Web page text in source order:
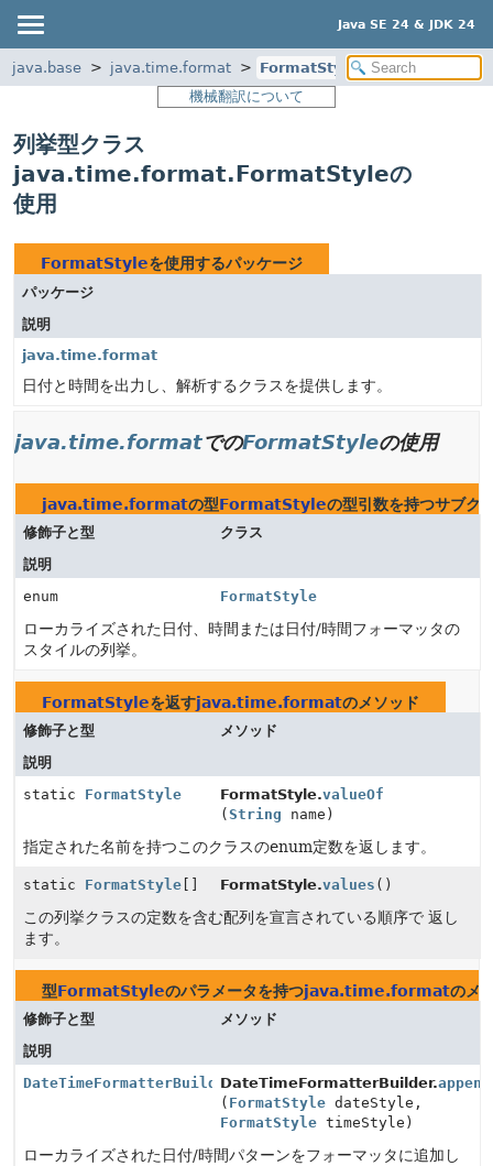
Java SE 24 & JDK 24
java.base java.time.format
FormatStyle
機械翻訳について
列挙型クラス
java.time.format.FormatStyleの
使用
FormatStyleを使用するパッケージ
パッケージ
説明
java.time.format
日付と時間を出力し、解析するクラスを提供します。
java.time.formatでのFormatStyleの使用
java.time.formatの型FormatStyleの型引数を持つサブク
修飾子と型
クラス
説明
enum
FormatStyle
ローカライズされた日付、時間または日付/時間フォーマッタの
スタイルの列挙。
FormatStyleを返すjava.time.formatのメソッド
修飾子と型
メソッド
説明
static FormatStyle FormatStyle.valueOf
(String name)
指定された名前を持つこのクラスのenum定数を返します。
static FormatStyle FormatStyle.values ()
この列挙クラスの定数を含む配列を宣言されている順序で 返し
ます。
型FormatStyleのパラメータを持つjava.time.formatのメ
修飾子と型
メソッド
説明
DateTimeFormatterBuilderDateTimeFormatterBuilder.
( FormatStyle dateStyle,
FormatStyle timeStyle)
ローカライズされた日付/時間パターンをフォーマッタに追加し